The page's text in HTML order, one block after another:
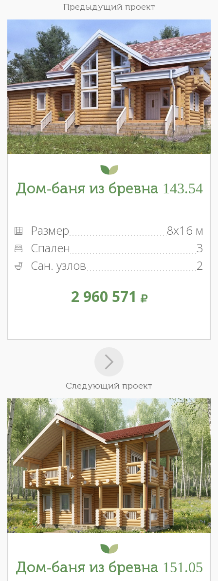
Предыдущий проект
Дом-баня из бревна 143.54
Размер
8x16 м
Спален
3
Сан. узлов
2
2 960 571
Следующий проект
Дом-баня из бревна 151.05